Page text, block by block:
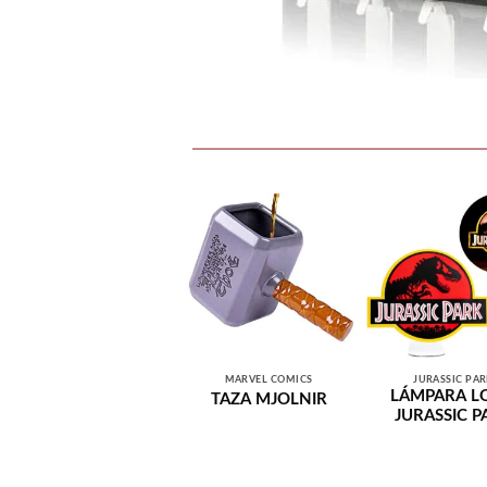
MARVEL COMICS
TAZA MJOLNIR
JURASSIC
LÁMPARA
JURASSIC